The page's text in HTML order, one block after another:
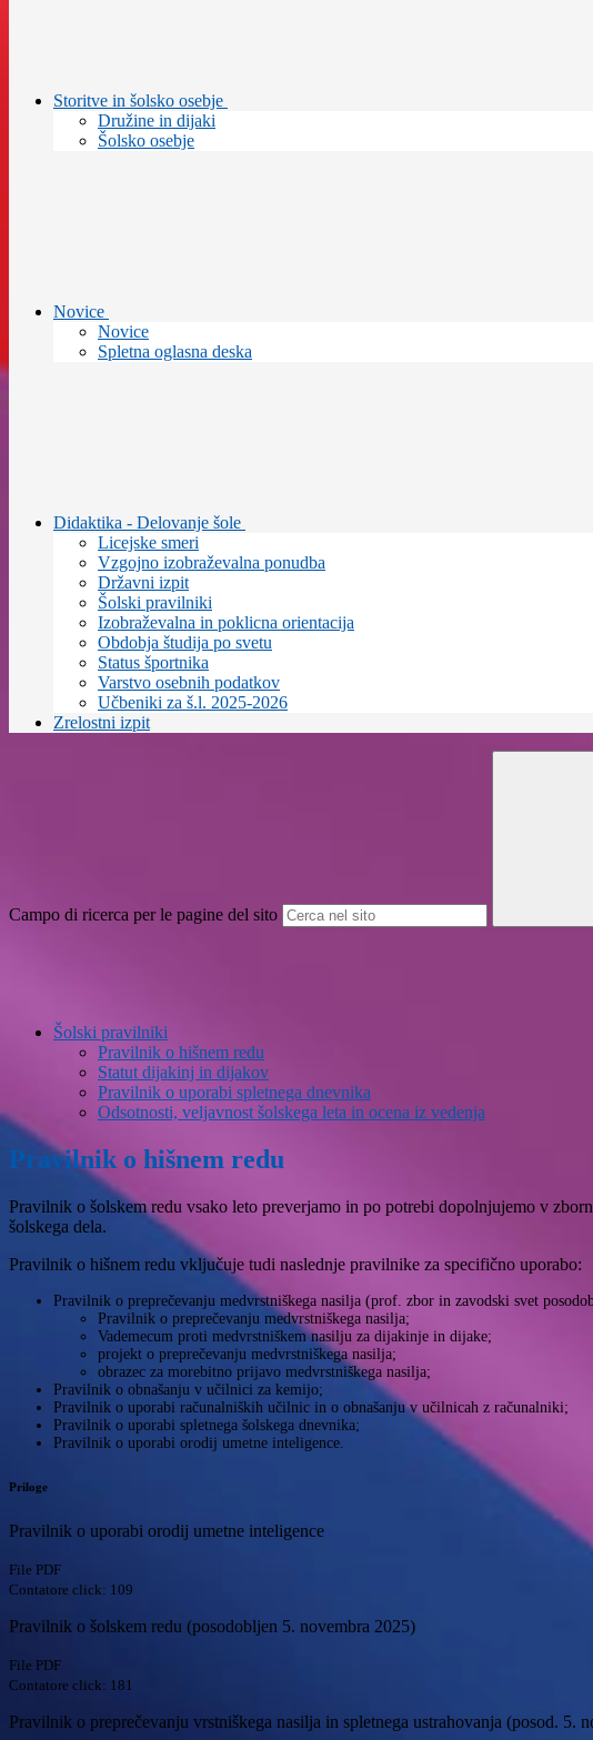
Storitve in šolsko osebje
Družine in dijaki
Šolsko osebje
Novice
Novice
Spletna oglasna deska
Didaktika - Delovanje šole
Licejske smeri
Vzgojno izobraževalna ponudba
Državni izpit
Šolski pravilniki
Izobraževalna in poklicna orientacija
Obdobja študija po svetu
Status športnika
Varstvo osebnih podatkov
Učbeniki za š.l. 2025-2026
Zrelostni izpit
Campo di ricerca per le pagine del sito
Šolski pravilniki
Pravilnik o hišnem redu
Statut dijakinj in dijakov
Pravilnik o uporabi spletnega dnevnika
Odsotnosti, veljavnost šolskega leta in ocena iz vedenja
Pravilnik o hišnem redu
Pravilnik o šolskem redu vsako leto preverjamo in po potrebi dopolnjujemo v
šolskega dela.
Pravilnik o hišnem redu vključuje tudi naslednje pravilnike za specifično uporabo:
Pravilnik o preprečevanju medvrstniškega nasilja (prof. zbor in zavodski svet
Pravilnik o preprečevanju medvrstniškega nasilja;
Vademecum proti medvrstniškem nasilju za dijakinje in dijake;
projekt o preprečevanju medvrstniškega nasilja;
obrazec za morebitno prijavo medvrstniškega nasilja;
Pravilnik o obnašanju v učilnici za kemijo;
Pravilnik o uporabi računalniških učilnic in o obnašanju v učilnicah z računalniki;
Pravilnik o uporabi spletnega šolskega dnevnika;
Pravilnik o uporabi orodij umetne inteligence.
Priloge
Pravilnik o uporabi orodij umetne inteligence
File PDF
Contatore click: 109
Pravilnik o šolskem redu (posodobljen 5. novembra 2025)
File PDF
Contatore click: 181
Pravilnik o preprečevanju vrstniškega nasilja in spletnega ustrahovanja (posod. 5.